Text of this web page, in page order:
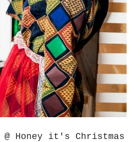
@ Honey it's Christmas